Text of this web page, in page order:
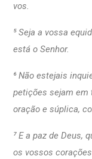
vos.
⁵ Seja a vossa
está o Senhor.
⁶ Não estejais
petições sejam em
oração e súplica,
⁷ E a paz de Deus,
os vossos